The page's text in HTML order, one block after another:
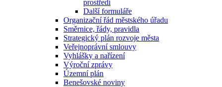
prostředí
Další formuláře
Organizační řád městského úřadu
Směrnice, řády, pravidla
Strategický plán rozvoje města
Veřejnoprávní smlouvy
Vyhlášky a nařízení
Výroční zprávy
Územní plán
Benešovské noviny